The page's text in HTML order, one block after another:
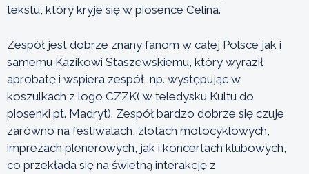
tekstu, który kryje się w piosence Celina.
Zespół jest dobrze znany fanom w całej Polsce jak i
samemu Kazikowi Staszewskiemu, który wyraził
aprobatę i wspiera zespół, np. występując w
koszulkach z logo CZZK( w teledysku Kultu do
piosenki pt. Madryt). Zespół bardzo dobrze się czuje
zarówno na festiwalach, zlotach motocyklowych,
imprezach plenerowych, jak i koncertach klubowych,
co przekłada się na świetną interakcję z